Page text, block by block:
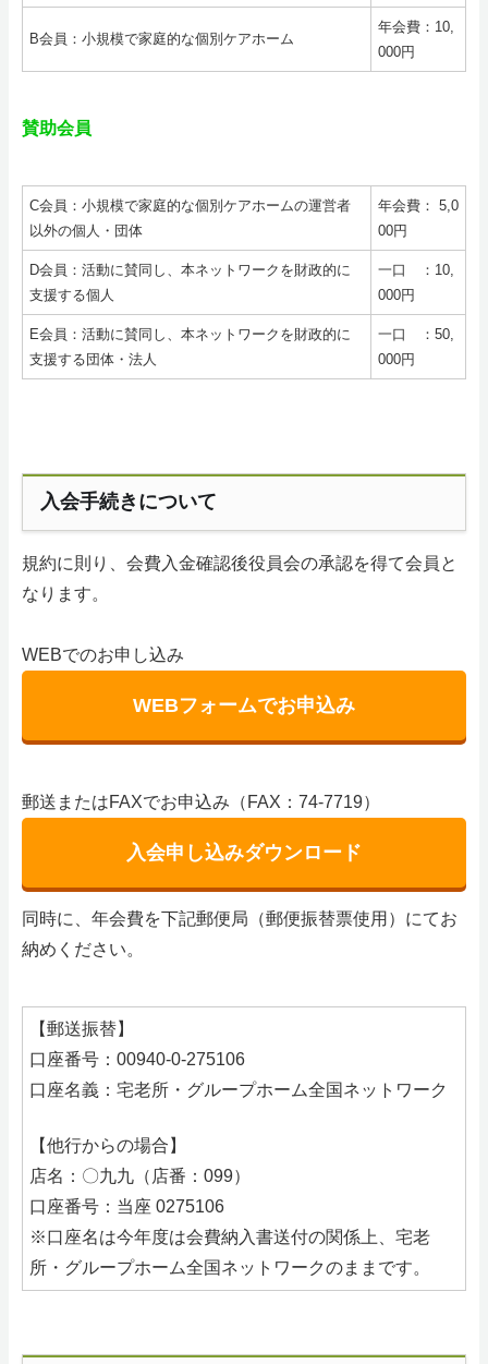
B会員：小規模で家庭的な個別ケアホーム
年会費：10,
000円
賛助会員
C会員：小規模で家庭的な個別ケアホームの運営者
以外の個人・団体
年会費： 5,0
00円
D会員：活動に賛同し、本ネットワークを財政的に
支援する個人
一口 ：10,
000円
E会員：活動に賛同し、本ネットワークを財政的に
支援する団体・法人
一口 ：50,
000円
入会手続きについて
規約に則り、会費入金確認後役員会の承認を得て会員と
なります。
WEBでのお申し込み
WEBフォームでお申込み
郵送またはFAXでお申込み（FAX：74-7719）
入会申し込みダウンロード
同時に、年会費を下記郵便局（郵便振替票使用）にてお
納めください。
【郵送振替】
口座番号：00940-0-275106
口座名義：宅老所・グループホーム全国ネットワーク
【他行からの場合】
店名：〇九九（店番：099）
口座番号：当座 0275106
※口座名は今年度は会費納入書送付の関係上、宅老
所・グループホーム全国ネットワークのままです。